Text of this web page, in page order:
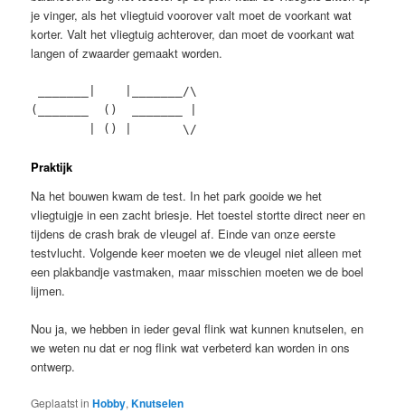
je vinger, als het vliegtuid voorover valt moet de voorkant wat
korter. Valt het vliegtuig achterover, dan moet de voorkant wat
langen of zwaarder gemaakt worden.
_______| |_______/\
(_______ () _______ |
| () | \/
Praktijk
Na het bouwen kwam de test. In het park gooide we het
vliegtuigje in een zacht briesje. Het toestel stortte direct neer en
tijdens de crash brak de vleugel af. Einde van onze eerste
testvlucht. Volgende keer moeten we de vleugel niet alleen met
een plakbandje vastmaken, maar misschien moeten we de boel
lijmen.
Nou ja, we hebben in ieder geval flink wat kunnen knutselen, en
we weten nu dat er nog flink wat verbeterd kan worden in ons
ontwerp.
Geplaatst in Hobby,Knutselen